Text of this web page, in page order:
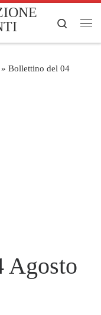
Search
» Bollettino del 04
Agosto